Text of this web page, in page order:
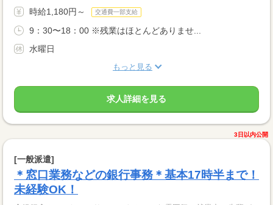
時給1,180円～ 交通費一部支給
9：30〜18：00 ※残業はほとんどありませ...
水曜日
もっと見る
求人詳細を見る
3日以内公開
[一般派遣]
＊窓口業務などの銀行事務＊基本17時半まで！
未経験OK！